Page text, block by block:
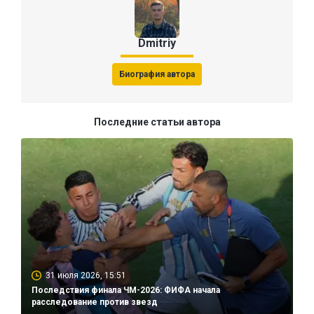
Dmitriy
Биография автора
Последние статьи автора
31 июля 2026, 15:51
Последствия финала ЧМ-2026: ФИФА начала
расследование против звезд